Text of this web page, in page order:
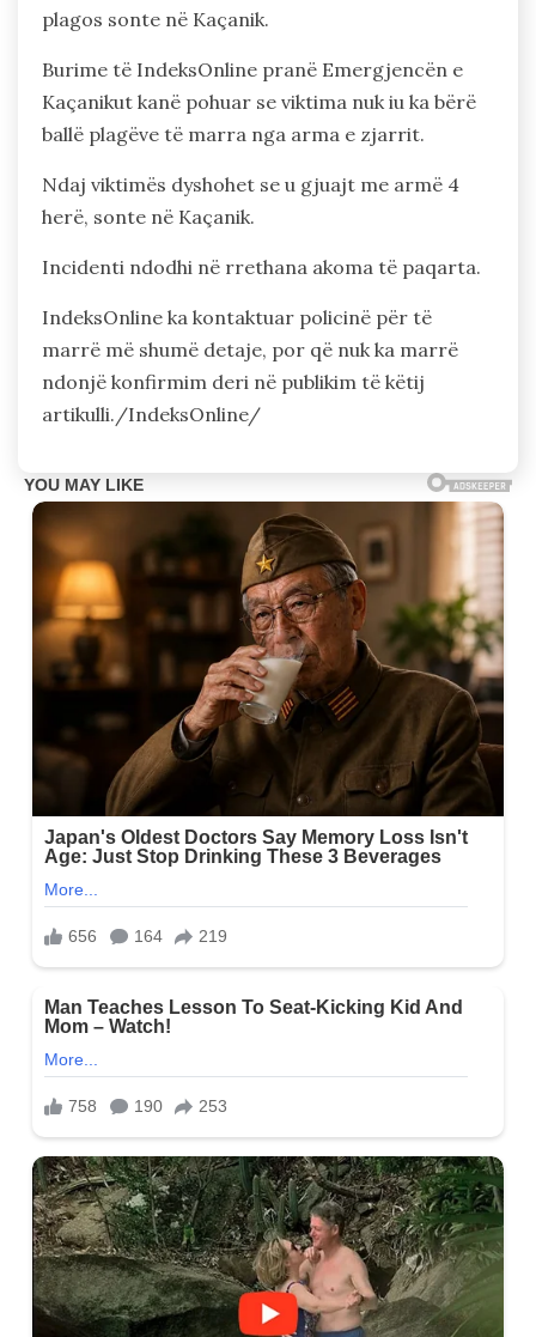
plagos sonte në Kaçanik.
Burime të IndeksOnline pranë Emergjencën e
Kaçanikut kanë pohuar se viktima nuk iu ka bërë
ballë plagëve të marra nga arma e zjarrit.
Ndaj viktimës dyshohet se u gjuajt me armë 4
herë, sonte në Kaçanik.
Incidenti ndodhi në rrethana akoma të paqarta.
IndeksOnline ka kontaktuar policinë për të
marrë më shumë detaje, por që nuk ka marrë
ndonjë konfirmim deri në publikim të këtij
artikulli./IndeksOnline/